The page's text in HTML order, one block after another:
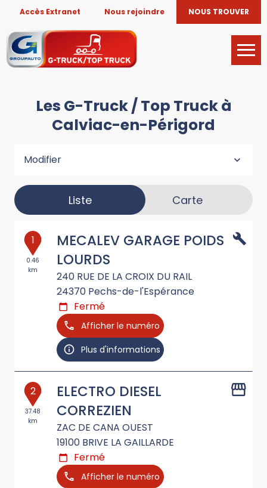
Accès Extranet Nous rejoindre NOUS TROUVER
Les G-Truck / Top Truck à
Calviac-en-Périgord
Modifier
Liste Carte
1
0.46
km
MECALEV GARAGE POIDS
LOURDS
240 RUE DE LA CROIX DU RAIL
24370 Pechs-de-l'Espérance
Fermé
Afficher le numéro
Plus d'informations
2
37.48
km
ELECTRO DIESEL
CORREZIEN
ZAC DE CANA OUEST
19100 BRIVE LA GAILLARDE
Fermé
Afficher le numéro